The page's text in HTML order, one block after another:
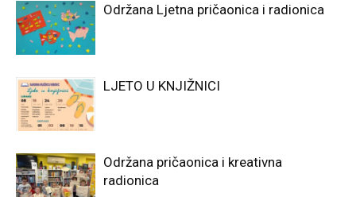
Održana Ljetna pričaonica i radionica
LJETO U KNJIŽNICI
Održana pričaonica i kreativna
radionica